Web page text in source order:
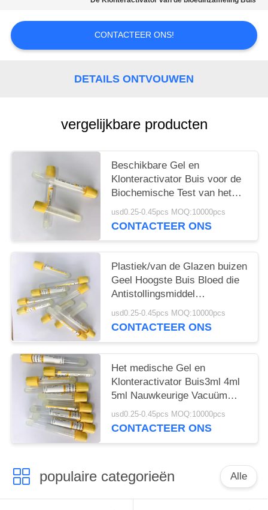
CONTACTEER ONS!
DETAILS ONTVOUWEN
vergelijkbare producten
Beschikbare Gel en
Klonteractivator Buis voor de
Biochemische Test van het
Noodsituatieserum
usd0.25-0.45pcs MOQ:10000pcs
CONTACTEER ONS
Plastiek/van de Glazen buizen
Geel Hoogste Buis Bloed die
Antistollingsmiddel
verzamelen
usd0.25-0.45pcs MOQ:10000pcs
CONTACTEER ONS
Het medische Gel en
Klonteractivator Buis3ml 4ml
5ml Nauwkeurige Vacuüm
trekt Volume
usd0.25-0.45pcs MOQ:10000pcs
CONTACTEER ONS
populaire categorieën Alle